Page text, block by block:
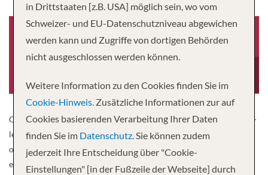
Baujahr
Our first new ocean ship in 25 years will represent a bold, industry-
leading evolution of Crystal’s celebrated heritage. You can expect
our signature elegance and much-loved favorites along with some
exciting, new-to-Crystal features.
in Drittstaaten [z.B. USA] möglich sein, wo vom
Schweizer- und EU-Datenschutzniveau abgewichen
werden kann und Zugriffe von dortigen Behörden
nicht ausgeschlossen werden können.
Weitere Information zu den Cookies finden Sie im
Cookie-Hinweis. Zusätzliche Informationen zur auf
Cookies basierenden Verarbeitung Ihrer Daten
finden Sie im Datenschutz.Sie können zudem
jederzeit Ihre Entscheidung über "Cookie-
Einstellungen" [in der Fußzeile der Webseite] durch